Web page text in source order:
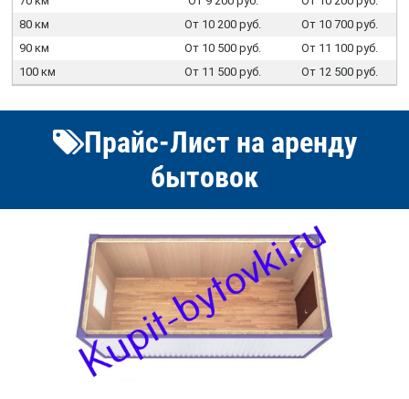
80 км
От 10 200 руб.
От 10 700 руб.
90 км
От 10 500 руб.
От 11 100 руб.
100 км
От 11 500 руб. От 12 500 руб.
Прайс-Лист на аренду
бытовок